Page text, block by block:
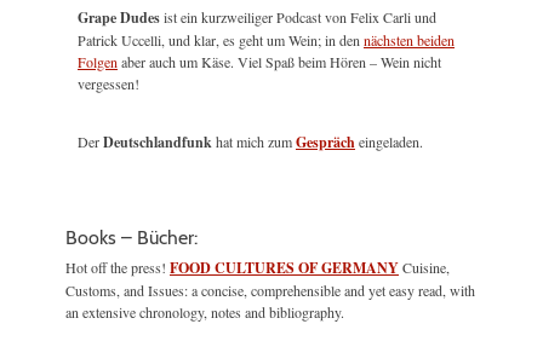
Grape Dudesist ein kurzweiliger Podcast von Felix Carli und
Patrick Uccelli, und klar, es geht um Wein; in dennächsten beiden
Folgenaber auch um Käse. Viel Spaß beim Hören – Wein nicht
vergessen!
DerDeutschlandfunkhat mich zumGesprächeingeladen.
Books – Bücher:
Hot off the press! FOOD CULTURES OF GERMANYCuisine,
Customs, and Issues: a concise, comprehensible and yet easy read, with
an extensive chronology, notes and bibliography.